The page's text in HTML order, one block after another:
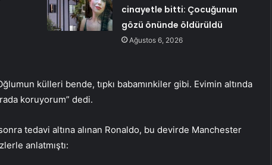
cinayetle bitti: Çocuğunun
gözü önünde öldürüldü
Ağustos 6, 2026
külleri bende, tıpkı babamınkiler gibi. Evimin altında
koruyorum” dedi.
tedavi altına alınan Ronaldo, bu devirde Manchester
anlatmıştı: